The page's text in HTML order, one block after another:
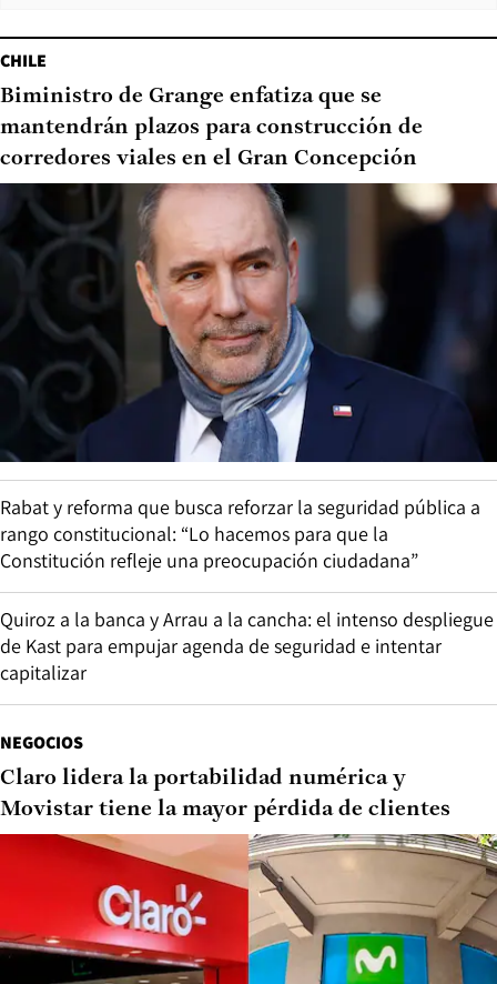
CHILE
Biministro de Grange enfatiza que se
mantendrán plazos para construcción de
corredores viales en el Gran Concepción
Rabat y reforma que busca reforzar la seguridad pública a
rango constitucional: “Lo hacemos para que la
Constitución refleje una preocupación ciudadana”
Quiroz a la banca y Arrau a la cancha: el intenso despliegue
de Kast para empujar agenda de seguridad e intentar
capitalizar
NEGOCIOS
Claro lidera la portabilidad numérica y
Movistar tiene la mayor pérdida de clientes